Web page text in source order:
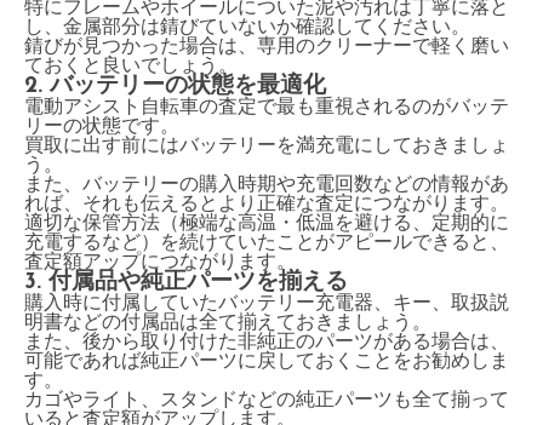
特にフレームやホイールについた泥や汚れは丁寧に落と
し、金属部分は錆びていないか確認してください。
錆びが見つかった場合は、専用のクリーナーで軽く磨い
ておくと良いでしょう。
2. バッテリーの状態を最適化
電動アシスト自転車の査定で最も重視されるのがバッテ
リーの状態です。
買取に出す前にはバッテリーを満充電にしておきましょ
う。
また、バッテリーの購入時期や充電回数などの情報があ
れば、それも伝えるとより正確な査定につながります。
適切な保管方法（極端な高温・低温を避ける、定期的に
充電するなど）を続けていたことがアピールできると、
査定額アップにつながります。
3. 付属品や純正パーツを揃える
購入時に付属していたバッテリー充電器、キー、取扱説
明書などの付属品は全て揃えておきましょう。
また、後から取り付けた非純正のパーツがある場合は、
可能であれば純正パーツに戻しておくことをお勧めしま
す。
カゴやライト、スタンドなどの純正パーツも全て揃って
いると査定額がアップします。